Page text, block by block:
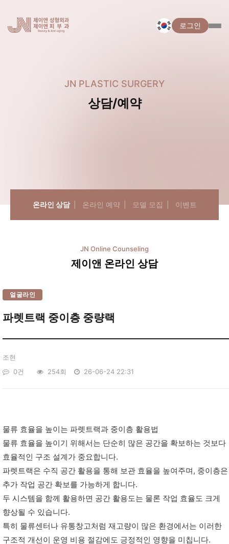
로그인
JN PLASTIC SURGERY
상담/예약
온라인 상담 온라인 예약 모델 모집 이벤트
JN Online Counseling
제이앤 온라인 상담
얼굴라인
파렛트랙 중이층 중량랙
페
이
지
정
조현
0건
254회 26-06-24 22:31
물류 효율을 높이는 파렛트랙과 중이층 활용법
물류 효율을 높이기 위해서는 단순히 많은 공간을 확보하는 것보다
효율적인 구조 설계가 중요합니다.
파렛트랙은 수직 공간 활용을 통해 보관 효율을 높여주며, 중이층은
추가 작업 공간 확보를 가능하게 합니다.
두 시스템을 함께 활용하면 공간 활용도는 물론 작업 효율도 크게
향상될 수 있습니다.
특히 물류센터나 유통창고처럼 재고량이 많은 환경에서는 이러한
구조적 개선이 운영 비용 절감에도 긍정적인 영향을 미칩니다.